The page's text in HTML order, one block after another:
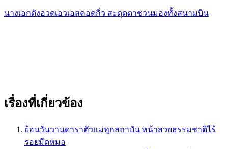
นางเอกดังอวดเอวเอสคอดกิ่ว สะดุดตาชวนมองทั้งสนามบิน
เรื่องที่เกี่ยวข้อง
ย้อนวันวานดาราตัวแม่ทุกสถาบัน หน้าสวยธรรมชาติไร้
รอยมีดหมอ